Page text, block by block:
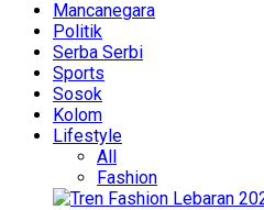
Mancanegara
Politik
Serba Serbi
Sports
Sosok
Kolom
Lifestyle
All
Fashion